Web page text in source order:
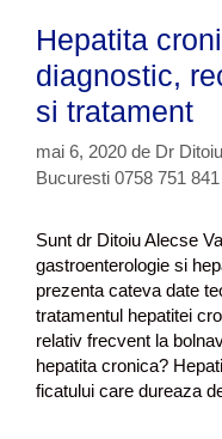
Hepatita
diagnostic,
si tratament
mai 6, 2020 de Dr
Bucuresti 0758 751 841
Sunt dr Ditoiu Alecse
gastroenterologie si
prezenta cateva date
tratamentul hepatitei
relativ frecvent la
hepatita cronica?
ficatului care dureaza